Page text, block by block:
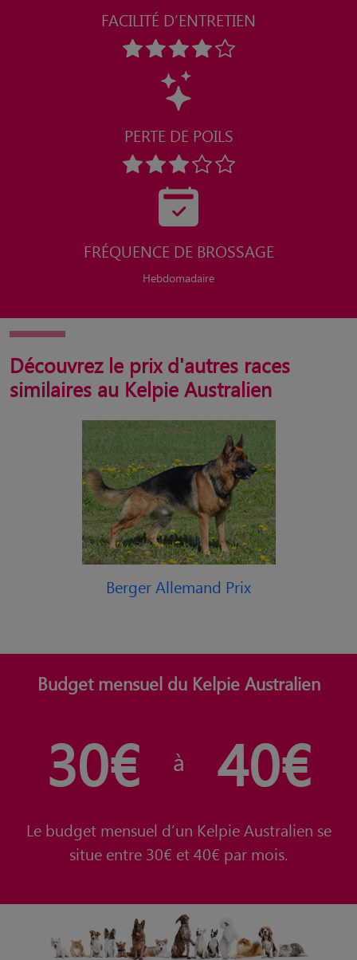
FACILITÉ D’ENTRETIEN
PERTE DE POILS
FRÉQUENCE DE BROSSAGE
Hebdomadaire
Découvrez le prix d'autres races
similaires au Kelpie Australien
Berger Allemand Prix
Budget mensuel du Kelpie Australien
30€ à 40€
Le budget mensuel d’un Kelpie Australien se
situe entre 30€ et 40€ par mois.